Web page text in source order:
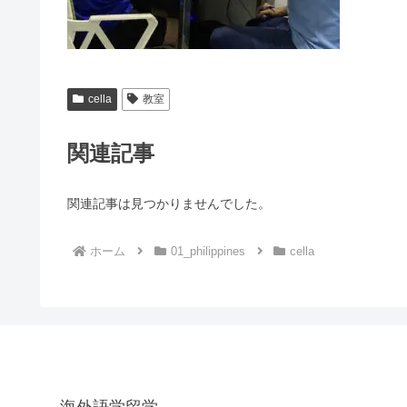
cella 教室
関連記事
関連記事は見つかりませんでした。
ホーム 01_philippines cella